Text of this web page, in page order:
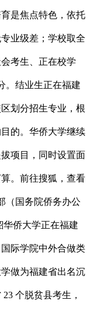
是焦点特色，依托
业级差；学校取全
考生、正在校学
。结业生正在福建
划分招生专业，根
的。华侨大学继续
项目，同时设置面
。前往搜狐，查看
（国务院侨务办公
华侨大学正在福建
际学院中外合做类
做为福建省出名沉
个脱贫县考生，